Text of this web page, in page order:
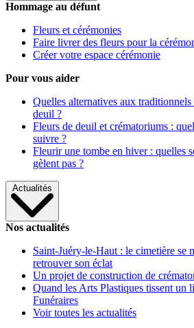
Hommage au défunt
Fleurs et cérémonies
Faire livrer des fleurs pour la
Créer votre espace cérémonie
Pour vous aider
Quelles alternatives aux
deuil ?
Fleurs de deuil et crématoriums :
suivre ?
Fleurir une tombe en hiver : quelles
gèlent pas ?
Actualités
Nos actualités
Saint-Juéry-le-Haut : le cimetière se
retrouver son éclat
Un projet de construction de
Quand les Arts Plastiques tissent un
Funéraires
Voir toutes les actualités